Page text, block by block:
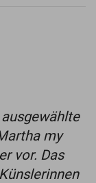
my
vor. Das